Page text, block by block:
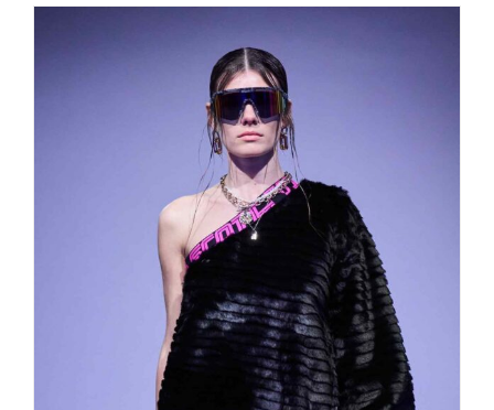
Rebekka Ruétz brave new world